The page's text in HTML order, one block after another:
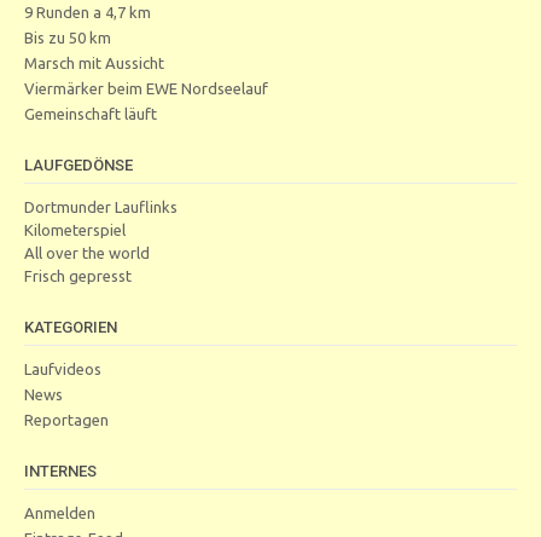
9 Runden a 4,7 km
Bis zu 50 km
Marsch mit Aussicht
Viermärker beim EWE Nordseelauf
Gemeinschaft läuft
LAUFGEDÖNSE
Dortmunder Lauflinks
Kilometerspiel
All over the world
Frisch gepresst
KATEGORIEN
Laufvideos
News
Reportagen
INTERNES
Anmelden